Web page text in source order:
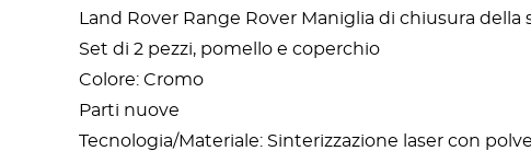
Land Rover Range Rover Maniglia di chiusura della
Set di 2 pezzi, pomello e coperchio
Colore: Cromo
Parti nuove
Tecnologia/Materiale: Sinterizzazione laser con